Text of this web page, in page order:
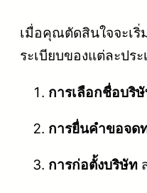
เมื่อคุณตัดสินใจจะเ
ระเบียบของแต่ละปร
การเลือกชื่อบริ
การยื่นคำขอจด
การก่อตั้งบริษัท